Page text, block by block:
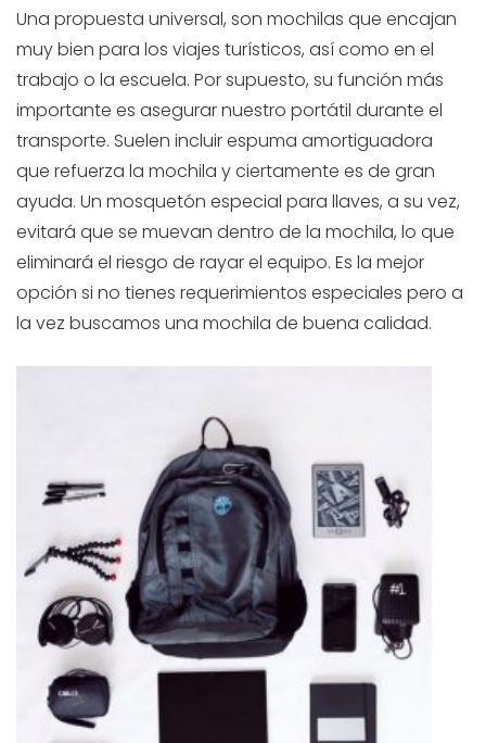
Una propuesta universal, son mochilas que encajan
muy bien para los viajes turísticos, así como en el
trabajo o la escuela. Por supuesto, su función más
importante es asegurar nuestro portátil durante el
transporte. Suelen incluir espuma amortiguadora
que refuerza la mochila y ciertamente es de gran
ayuda. Un mosquetón especial para llaves, a su vez,
evitará que se muevan dentro de la mochila, lo que
eliminará el riesgo de rayar el equipo. Es la mejor
opción si no tienes requerimientos especiales pero a
la vez buscamos una mochila de buena calidad.